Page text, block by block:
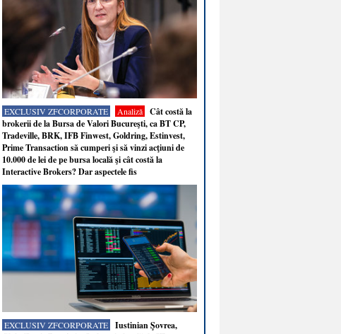
EXCLUSIV ZFCORPORATE Analiză
Cât costă la
brokerii de la Bursa de Valori Bucureşti, ca BT CP,
Tradeville, BRK, IFB Finwest, Goldring, Estinvest,
Prime Transaction să cumperi şi să vinzi acţiuni de
10.000 de lei de pe bursa locală şi cât costă la
Interactive Brokers? Dar aspectele fis
EXCLUSIV ZFCORPORATE
Iustinian Şovrea,